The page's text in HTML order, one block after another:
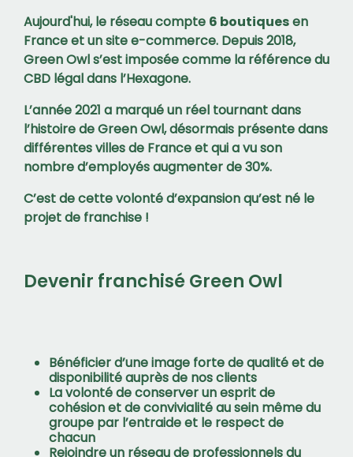
Aujourd'hui, le réseau compte 6 boutiquesen
France et un site e-commerce. Depuis 2018,
Green Owl s’est imposée comme la référence du
CBD légal dans l’Hexagone.
L’année 2021 a marqué un réel tournant dans
l’histoire de Green Owl, désormais présente dans
différentes villes de France et qui a vu son
nombre d’employés augmenter de 30%.
C’est de cette volonté d’expansion qu’est né le
projet de franchise !
Devenir franchisé Green Owl
Bénéficier d’une image forte dequalitéet de
disponibilitéauprès de nos clients
La volonté de conserver un esprit de
cohésionet deconvivialitéau sein même du
groupe par l’entraide et le respect de
chacun
Rejoindre un réseau de professionnels du